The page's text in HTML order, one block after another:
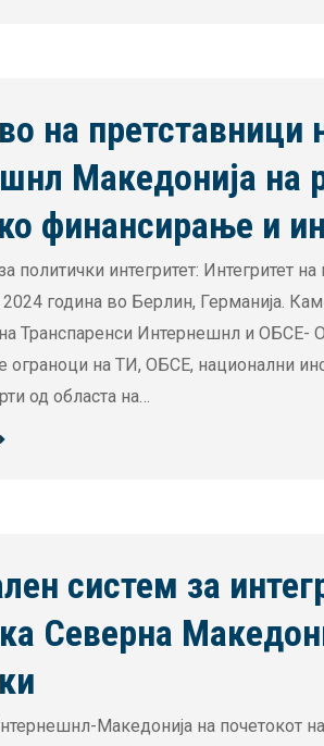
на претставници
Македонија на
финансирање и
политички интегритет: Интегритет
година во Берлин, Германија.
на Транспаренси Интернешнл и
ограноци на ТИ, ОБСЕ, национални
од областа на…
систем за
Северна
Македонија на почетокот